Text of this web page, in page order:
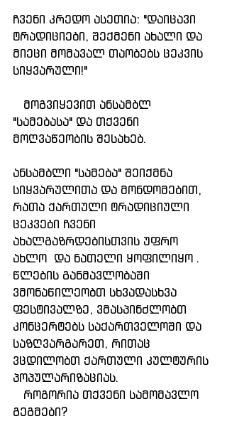
ჩვენი კრედო ასეთია: "დაიცავი
ტრადიციები, შექმენი ახალი და
მიეცი მომავალ თაობებს ცეკვის
სიყვარული!"
"სამებასა" და თქვენი
მოღვაწეობის შესახებ.
ანსამბლი "სამება" შეიქმნა
სიყვარულითა და მონდომებით,
რათა ქართული ტრადიციული
ცეკვები ჩვენი
ახალგაზრდებისთვის უფრო
ახლო  და ნათელი ყოფილიყო .
წლების განმავლობაში
ვმონაწილეობთ სხვადასხვა
ფესტივალზე, ვმასპინძლობთ
კონცერტებს საქართველოში და
საზღვარგარეთ, რითაც
ვცდილობთ ქართული კულტურის
პოპულარიზაციას.
გეგმები?